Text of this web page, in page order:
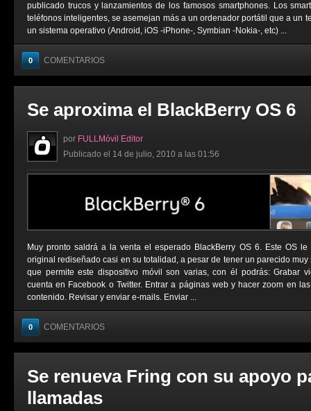
publicado trucos y lanzamientos de los famosos smartphones. Los
teléfonos inteligentes, se asemejan más a un ordenador portátil que a un
un sistema operativo (Android, iOS -iPhone-, Symbian -Nokia-, etc) ...
0 COMENTARIOS
Se aproxima el BlackBerry OS 6
por FULLMóvil Editor
Publicado el 14 de julio, 2010 a las 01:56
Muy pronto saldrá a la venta el esperado BlackBerry OS 6. Este OS
original rediseñado casi en su totalidad, a pesar de tener un parecido
que permite este dispositivo móvil son varias, con él podrás: Grabar
cuenta en Facebook o Twitter. Entrar a páginas web y hacer zoom en
contenido. Revisar y enviar e-mails. Enviar ...
0 COMENTARIOS
Se renueva Fring con su apoyo
llamadas